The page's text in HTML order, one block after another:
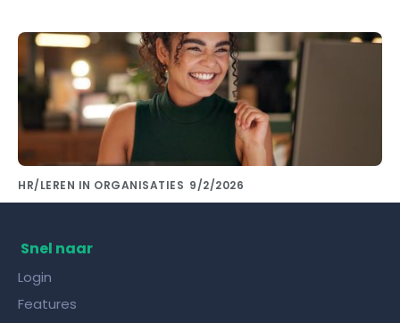
HR/LEREN IN ORGANISATIES 9/2/2026
Snel naar
Login
Features